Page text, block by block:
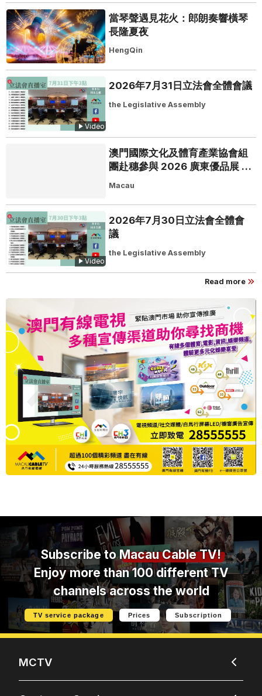
當琴聲遇見花火：郎朗奏響橫琴
長隆夏夜
HengQin
Video
2026年7月31日立法會全體會議
the Legislative Assembly
澳門國際文化及體育產業協會組
團赴穗參與 2026 廣東優品展 搭
建粵澳聯動橋樑助推粵品走向葡
Macau
Video
2026年7月30日立法會全體會
議
the Legislative Assembly
Read more
Subscribe toMacau Cable TV!
Enjoy more than 100 different TV
channels across the world
TV service package Prices Subscription
MCTV